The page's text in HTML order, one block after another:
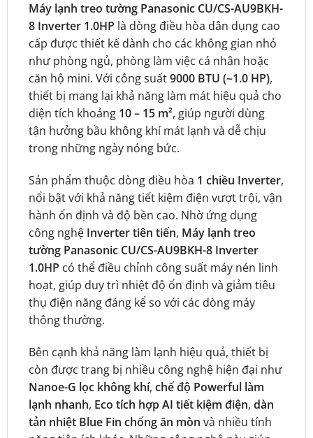
Máy lạnh treo tường Panasonic CU/CS-AU9BKH-
8 Inverter 1.0HP là dòng điều hòa dân dụng cao
cấp được thiết kế dành cho các không gian nhỏ
như phòng ngủ, phòng làm việc cá nhân hoặc
căn hộ mini. Với công suất9000 BTU (~1.0 HP),
thiết bị mang lại khả năng làm mát hiệu quả cho
diện tích khoảng 10 – 15 m², giúp người dùng
tận hưởng bầu không khí mát lạnh và dễ chịu
trong những ngày nóng bức.
Sản phẩm thuộc dòng điều hòa 1 chiều Inverter,
nổi bật với khả năng tiết kiệm điện vượt trội, vận
hành ổn định và độ bền cao. Nhờ ứng dụng
công nghệ Inverter tiên tiến, Máy lạnh treo
tường Panasonic CU/CS-AU9BKH-8 Inverter
1.0HP có thể điều chỉnh công suất máy nén linh
hoạt, giúp duy trì nhiệt độ ổn định và giảm tiêu
thụ điện năng đáng kể so với các dòng máy
thông thường.
Bên cạnh khả năng làm lạnh hiệu quả, thiết bị
còn được trang bị nhiều công nghệ hiện đại như
Nanoe-G lọc không khí, chế độ Powerful làm
lạnh nhanh, Eco tích hợp AI tiết kiệm điện, dàn
tản nhiệt Blue Fin chống ăn mòn và nhiều tính